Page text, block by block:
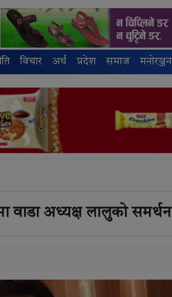
विचार अर्थ प्रदेश समाज मनोरञ्जन
वाडा अध्यक्ष लालुको समर्थन